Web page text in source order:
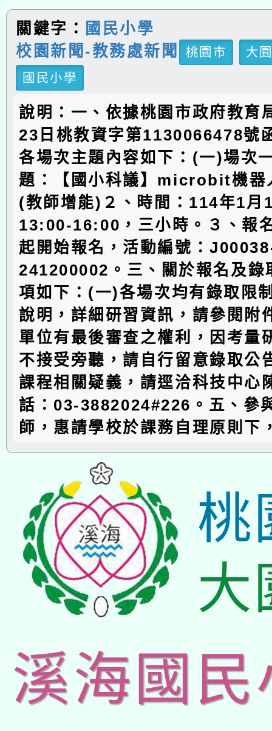
關鍵字：
國民小學
校園新聞-教務處新聞
桃園市
大
國民小學
說明：一、依據桃園市政府教育
23日桃教資字第1130066478號
各場次主題內容如下：(一)場次
題：【國小科議】microbit機器
(教師增能)２、時間：114年1月
13:00-16:00，三小時。３、報
起開始報名，活動編號：
241200002。三、關於報名及錄
項如下：(一)各場次均有錄取限
說明，詳細研習資訊，請參閱附
單位有最後審查之權利，因考量
不接受旁聽，請自行留意錄取公
課程相關疑義，請逕洽科技中心
話：03-3882024#226。五、參
師，惠請學校於課務自理原則下
桃
大
溪海國民